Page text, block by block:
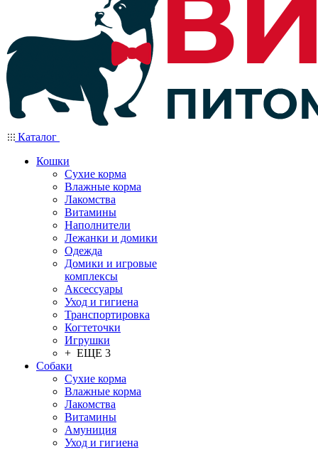
Каталог
Кошки
Сухие корма
Влажные корма
Лакомства
Витамины
Наполнители
Лежанки и домики
Одежда
Домики и игровые
комплексы
Аксессуары
Уход и гигиена
Транспортировка
Когтеточки
Игрушки
+ ЕЩЕ 3
Собаки
Сухие корма
Влажные корма
Лакомства
Витамины
Амуниция
Уход и гигиена